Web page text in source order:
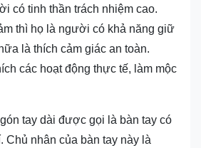
có tinh thần trách nhiệm cao.
thì họ là người có khả năng giữ
là thích cảm giác an toàn.
các hoạt động thực tế, làm mộc
tay dài được gọi là bàn tay có
Chủ nhân của bàn tay này là